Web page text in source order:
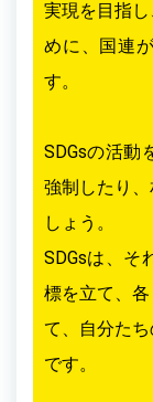
実現を目指
めに、国連
す。
SDGsの活動
強制したり
しょう。
SDGsは、そ
標を立て、
て、自分た
です。